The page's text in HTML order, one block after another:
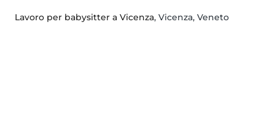
Lavoro per babysitter a Vicenza, Vicenza, Veneto